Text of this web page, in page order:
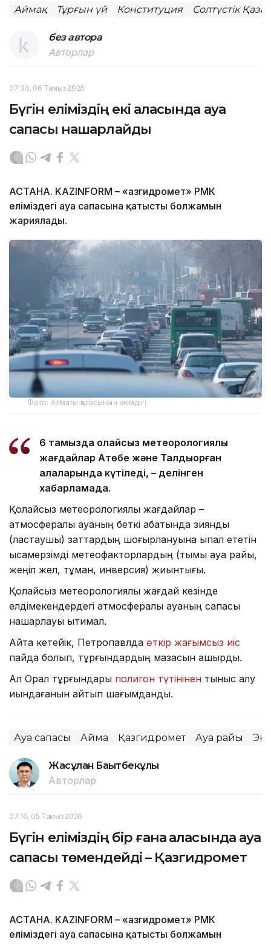
Аймақ Тұрғын үй Конституция Солтүстік
без автора
Авторлар
07:30, 06 Тамыз 2026
Бүгін еліміздің екі қаласында ауа
сапасы нашарлайды
АСТАНА. KAZINFORM – «Қазгидромет» РМК
еліміздегі ауа сапасына қатысты болжамын
жариялады.
Фото: Алматы қаласының әкімдігі
6 тамызда қолайсыз метеорологиялық
жағдайлар Ақтөбе және Талдықорған
қалаларында күтіледі, – делінген
хабарламада.
Қолайсыз метеорологиялық жағдайлар –
атмосфералық ауаның беткі қабатында зиянды
(ластаушы) заттардың шоғырлануына ықпал ететін
қысқамерзімді метеофакторлардың (тымық ауа райы,
жеңіл жел, тұман, инверсия) жиынтығы.
Қолайсыз метеорологиялық жағдай кезінде
елдімекендердегі атмосфералық ауаның сапасы
нашарлауы ықтимал.
Айта кетейік, Петропавлда өткір жағымсыз иіс
пайда болып, тұрғындардың мазасын қашырды.
Ал Орал тұрғындары полигон түтінінен тыныс алу
қиындағанын айтып шағымданды.
Ауа сапасы Аймақ Қазгидромет Ауа райы
Жасұлан Бақытбекұлы
Авторлар
07:16, 05 Тамыз 2026
Бүгін еліміздің бір ғана қаласында ауа
сапасы төмендейді – Қазгидромет
АСТАНА. KAZINFORM – «Қазгидромет» РМК
еліміздегі ауа сапасына қатысты болжамын